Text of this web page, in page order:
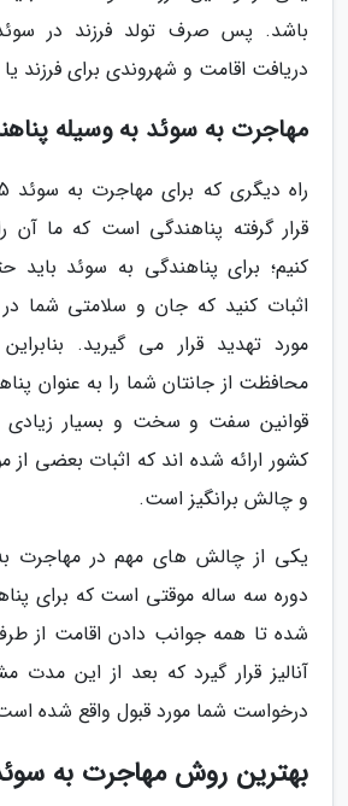
باشد. پس صرف تولد فرزند در
دریافت اقامت و شهروندی برای فرزند
مهاجرت به سوئد به وسیله
قرار گرفته پناهندگی است که ما آن
کنیم؛ برای پناهندگی به سوئد باید
اثبات کنید که جان و سلامتی شما
مورد تهدید قرار می گیرید.
محافظت از جانتان شما را به عنوان
قوانین سفت و سخت و بسیار زیادی
کشور ارائه شده اند که اثبات بعضی
و چالش برانگیز است.
یکی از چالش های مهم در مهاجرت
دوره سه ساله موقتی است که برای
شده تا همه جوانب دادن اقامت از
آنالیز قرار گیرد که بعد از این
درخواست شما مورد قبول واقع شده
بهترین روش مهاجرت به سوئد